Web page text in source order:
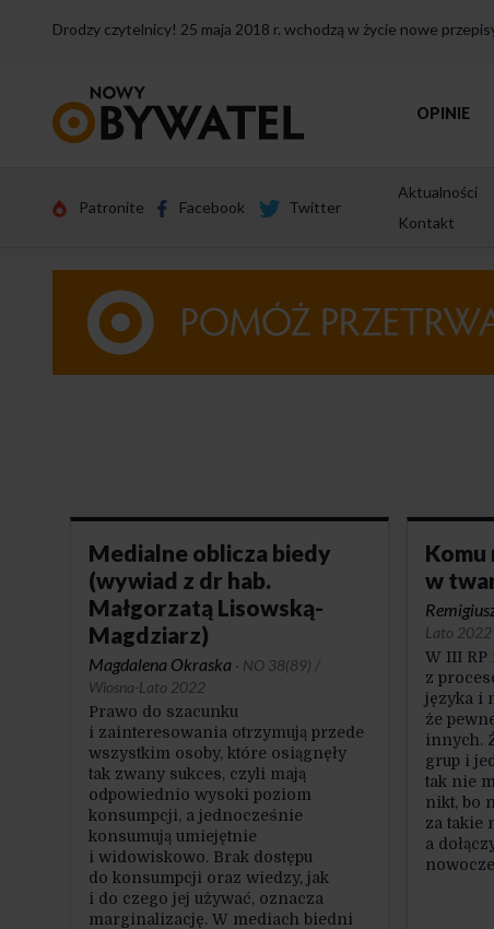
Drodzy czytelnicy! 25 maja 2018 r. wchodzą w życie nowe
strony
OPINIE
Patronite Facebook Twitter
Aktualności
Kontakt
Medialne oblicza biedy
(wywiad z dr hab.
Małgorzatą Lisowską-
Magdziarz)
Magdalena Okraska · NO 38(89) /
Wiosna-Lato 2022
Prawo do szacunku
i zainteresowania otrzymują przede
wszystkim osoby, które osiągnęły
tak zwany sukces, czyli mają
odpowiednio wysoki poziom
konsumpcji, a jednocześnie
konsumują umiejętnie
i widowiskowo. Brak dostępu
do konsumpcji oraz wiedzy, jak
i do czego jej używać, oznacza
marginalizację. W mediach biedni
Komu
w
Lato 2022
W III
z
języka i
że
innych.
grup i
tak nie
nikt, bo
za takie
a